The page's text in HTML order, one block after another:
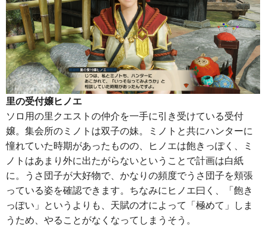
里の受付嬢ヒノエ
ソロ用の里クエストの仲介を一手に引き受けている受付
嬢。集会所のミノトは双子の妹。ミノトと共にハンターに
憧れていた時期があったものの、ヒノエは飽きっぽく、ミ
ノトはあまり外に出たがらないということで計画は白紙
に。うさ団子が大好物で、かなりの頻度でうさ団子を頬張
っている姿を確認できます。ちなみにヒノエ曰く、「飽き
っぽい」というよりも、天賦の才によって「極めて」しま
うため、やることがなくなってしまうそう。